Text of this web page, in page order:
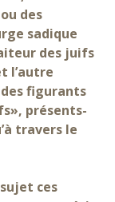
des
sadique
des juifs
l’autre
figurants
présents-
travers le
ces